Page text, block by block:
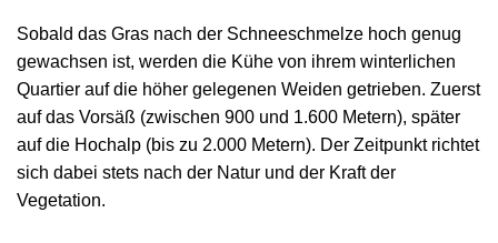
Sobald das Gras nach der Schneeschmelze hoch genug
gewachsen ist, werden die Kühe von ihrem winterlichen
Quartier auf die höher gelegenen Weiden getrieben. Zuerst
auf das Vorsäß (zwischen 900 und 1.600 Metern), später
auf die Hochalp (bis zu 2.000 Metern). Der Zeitpunkt richtet
sich dabei stets nach der Natur und der Kraft der
Vegetation.